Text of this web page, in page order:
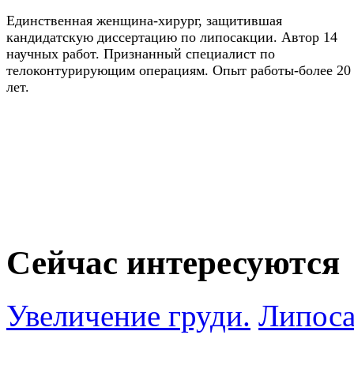
Единственная женщина-хирург, защитившая
кандидатскую диссертацию по липосакции. Автор 14
научных работ. Признанный специалист по
телоконтурирующим операциям. Опыт работы-более 20
лет.
Сейчас интересуются
Увеличение груди.